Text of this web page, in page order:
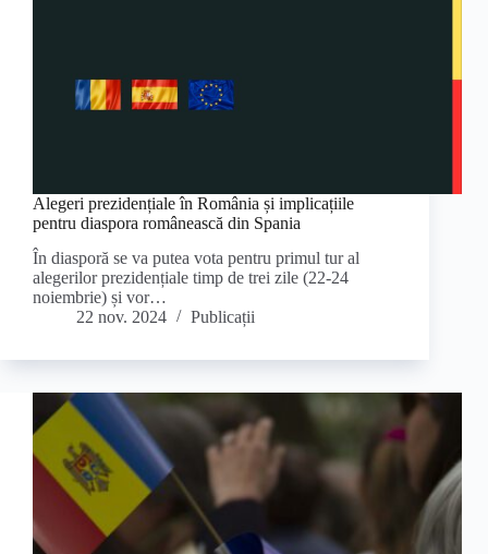
Alegeri prezidențiale în România și implicațiile
pentru diaspora românească din Spania
În diasporă se va putea vota pentru primul tur al
alegerilor prezidențiale timp de trei zile (22-24
noiembrie) și vor…
22 nov. 2024
Publicații